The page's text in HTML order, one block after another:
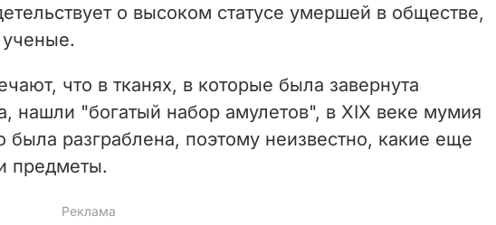
о высоком статусе умершей в обществе,
что в тканях, в которые была завернута
нашли "богатый набор амулетов", в ХІХ веке мумия
была разграблена, поэтому неизвестно, какие еще
предметы.